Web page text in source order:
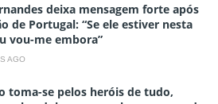
deixa mensagem forte após
de Portugal: “Se ele estiver nesta
vou-me embora”
AGO
toma-se pelos heróis de tudo,